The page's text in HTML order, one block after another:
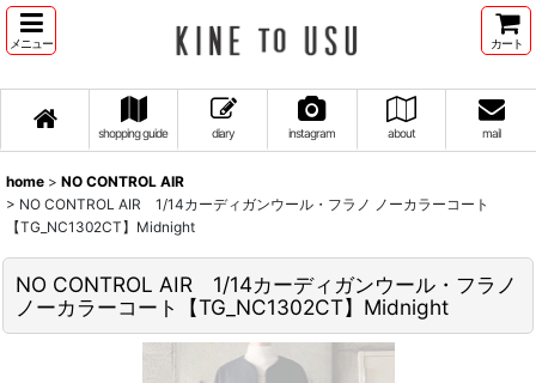
メニュー カート
shopping guide diary instagram about mail
home > NO CONTROL AIR
> NO CONTROL AIR 1/14カーディガンウール・フラノ ノーカラーコート
【TG_NC1302CT】Midnight
NO CONTROL AIR 1/14カーディガンウール・フラノ
ノーカラーコート【TG_NC1302CT】Midnight